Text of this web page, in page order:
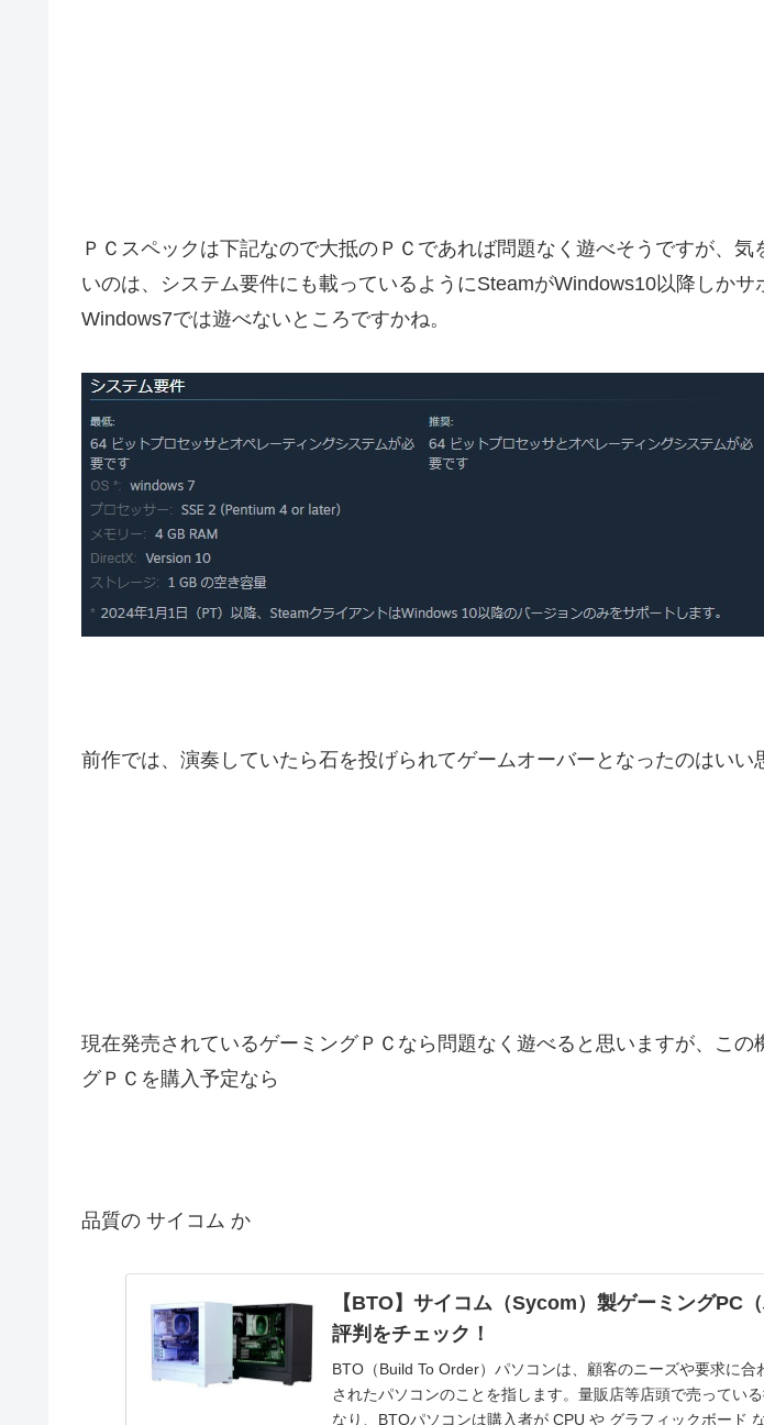
ＰＣスペックは下記なので大抵のＰＣであれば問題なく遊べそうですが、気
いのは、システム要件にも載っているようにSteamがWindows10以降しかサ
Windows7では遊べないところですかね。
前作では、演奏していたら石を投げられてゲームオーバーとなったのはいい
現在発売されているゲーミングＰＣなら問題なく遊べると思いますが、この
グＰＣを購入予定なら
品質の サイコム か
【BTO】サイコム（Sycom）製ゲーミングPC
評判をチェック！
BTO（Build To Order）パソコンは、顧客のニーズや要求に合
されたパソコンのことを指します。量販店等店頭で売ってい
なり、BTOパソコンは購入者が CPU や グラフィックボード